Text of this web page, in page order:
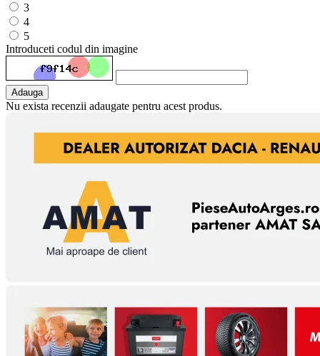
3
4
5
Introduceti codul din imagine
Adauga
Nu exista recenzii adaugate pentru acest produs.